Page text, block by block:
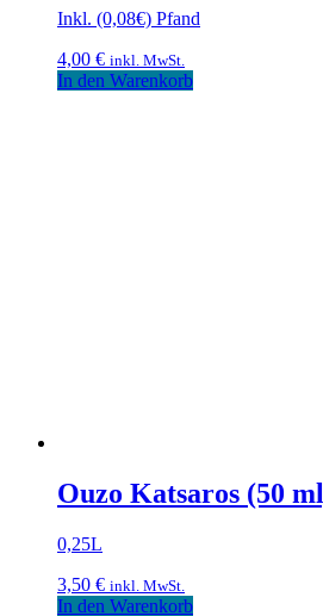
Inkl. (0,08€) Pfand
4,00 € inkl. MwSt.
In den Warenkorb
Ouzo Katsaros (50
0,25L
3,50 € inkl. MwSt.
In den Warenkorb